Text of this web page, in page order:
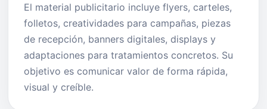
El material publicitario incluye flyers, carteles,
folletos, creatividades para campañas, piezas
de recepción, banners digitales, displays y
adaptaciones para tratamientos concretos. Su
objetivo es comunicar valor de forma rápida,
visual y creíble.